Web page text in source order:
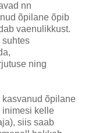
nn
õpilane õpib
vaenulikkust.
suhtes
ning
õpilane
inimesi kelle
siis saab